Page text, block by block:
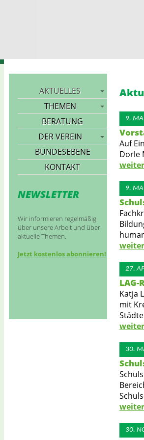
Landesarbeitsgemeinschaft
Schulsozialarbeit NRW e.V.
AKTUELLES
THEMEN
BERATUNG
DER VEREIN
BUNDESEBENE
KONTAKT
NEWSLETTER
Wir informieren regelmäßig
über unsere Arbeit und über
aktuelle Themen.
Jetzt kostenlos abonnieren!
9.
Auf
Dorle
9.
27.
Katja
mit
30.
30.